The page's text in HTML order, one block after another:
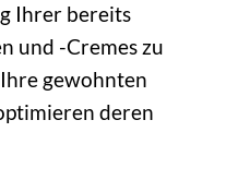
Ihrer bereits
und -Cremes zu
gewohnten
deren